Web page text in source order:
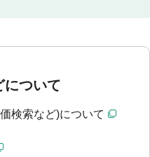
について
検索など)について